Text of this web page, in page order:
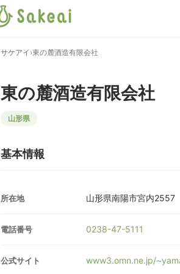
サケアイ ›東の麓酒造有限会社
東の麓酒造有限会社
山形県
基本情報
所在地 山形県南陽市宮内2557
電話番号 0238-47-5111
公式サイト www3.omn.ne.jp/